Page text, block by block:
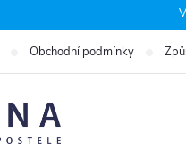
Obchodní podmínky